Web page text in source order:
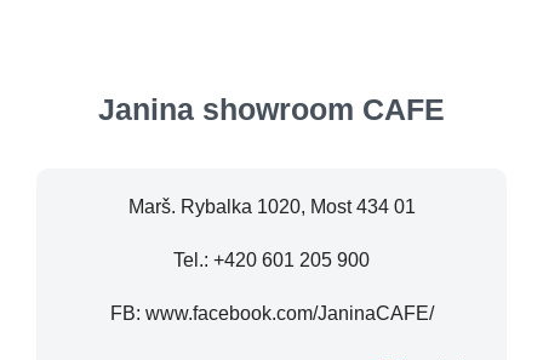
Janina showroom CAFE
Marš. Rybalka 1020, Most 434 01
Tel.: +420 601 205 900
FB: www.facebook.com/JaninaCAFE/